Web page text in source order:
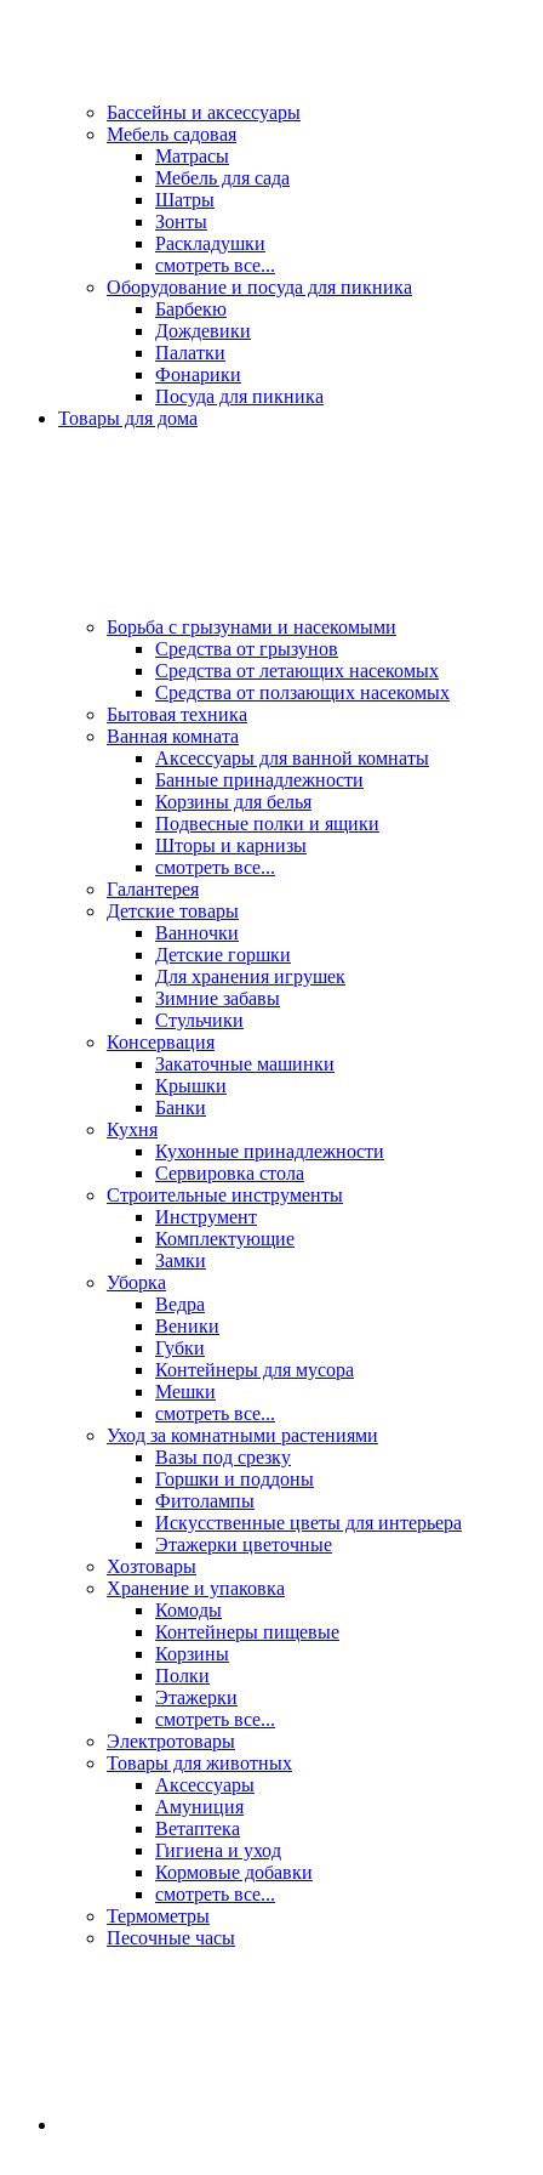
Бассейны и аксессуары
Мебель садовая
Матрасы
Мебель для сада
Шатры
Зонты
Раскладушки
смотреть все...
Оборудование и посуда для пикника
Барбекю
Дождевики
Палатки
Фонарики
Посуда для пикника
Товары для дома
Борьба с грызунами и насекомыми
Средства от грызунов
Средства от летающих насекомых
Средства от ползающих насекомых
Бытовая техника
Ванная комната
Аксессуары для ванной комнаты
Банные принадлежности
Корзины для белья
Подвесные полки и ящики
Шторы и карнизы
смотреть все...
Галантерея
Детские товары
Ванночки
Детские горшки
Для хранения игрушек
Зимние забавы
Стульчики
Консервация
Закаточные машинки
Крышки
Банки
Кухня
Кухонные принадлежности
Сервировка стола
Строительные инструменты
Инструмент
Комплектующие
Замки
Уборка
Ведра
Веники
Губки
Контейнеры для мусора
Мешки
смотреть все...
Уход за комнатными растениями
Вазы под срезку
Горшки и поддоны
Фитолампы
Искусственные цветы для интерьера
Этажерки цветочные
Хозтовары
Хранение и упаковка
Комоды
Контейнеры пищевые
Корзины
Полки
Этажерки
смотреть все...
Электротовары
Товары для животных
Аксессуары
Амуниция
Ветаптека
Гигиена и уход
Кормовые добавки
смотреть все...
Термометры
Песочные часы